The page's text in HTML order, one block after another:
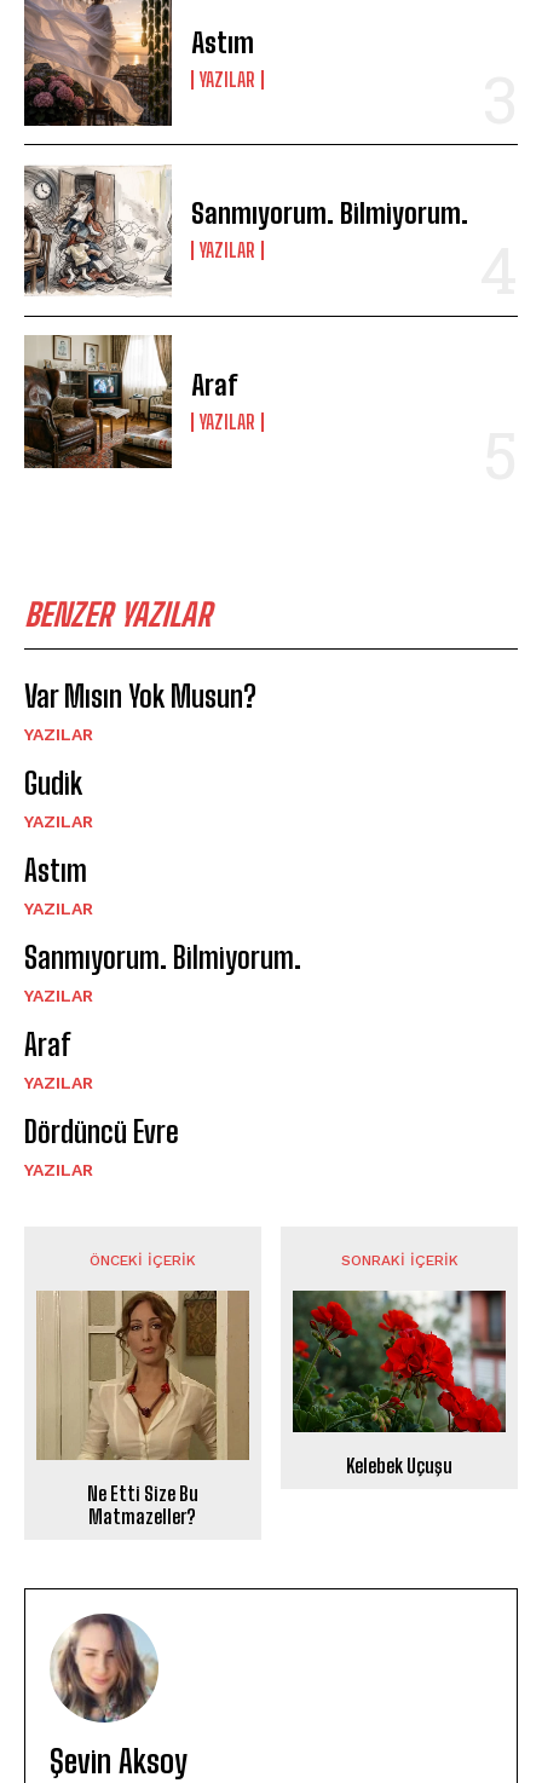
Astım
YAZILAR
Sanmıyorum. Bilmiyorum.
YAZILAR
Araf
YAZILAR
BENZER YAZILAR
Var Mısın Yok Musun?
YAZILAR
Gudik
YAZILAR
Astım
YAZILAR
Sanmıyorum. Bilmiyorum.
YAZILAR
Araf
YAZILAR
Dördüncü Evre
YAZILAR
ÖNCEKI İÇERIK
Ne Etti Size Bu
Matmazeller?
SONRAKI İÇERIK
Kelebek Uçuşu
Şevin Aksoy